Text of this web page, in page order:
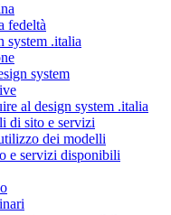
fedeltà
system .italia
system
al design system .italia
di sito e servizi
dei modelli
e servizi disponibili